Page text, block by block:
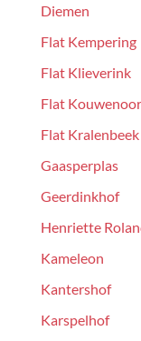
Diemen
Flat Kempering
Flat Klieverink
Flat
Flat Kralenbeek
Gaasperplas
Geerdinkhof
Henriette
Kameleon
Kantershof
Karspelhof